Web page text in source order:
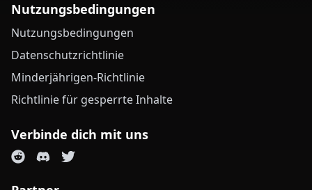
Nutzungsbedingungen
Nutzungsbedingungen
Datenschutzrichtlinie
Minderjährigen-Richtlinie
Richtlinie für gesperrte Inhalte
Verbinde dich mit uns